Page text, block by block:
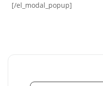
[/el_modal_popup]